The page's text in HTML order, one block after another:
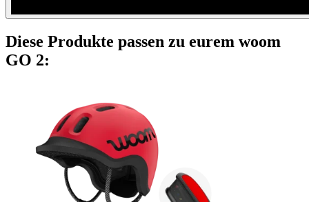
Diese Produkte passen zu eurem woom
GO 2: